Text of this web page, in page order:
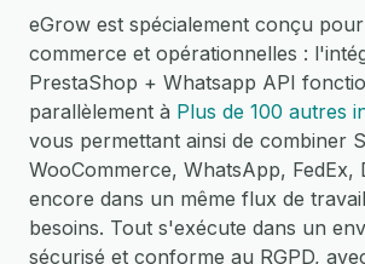
eGrow est spécialement conçu
commerce et opérationnelles :
PrestaShop + Whatsapp API
parallèlement à Plus de 100 autres
vous permettant ainsi de combiner
WooCommerce, WhatsApp, FedEx,
encore dans un même flux de
besoins. Tout s'exécute dans un
sécurisé et conforme au RGPD,